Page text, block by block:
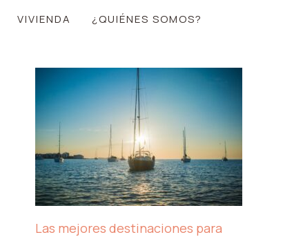
VIVIENDA
¿QUIÉNES SOMOS?
Las mejores destinaciones para